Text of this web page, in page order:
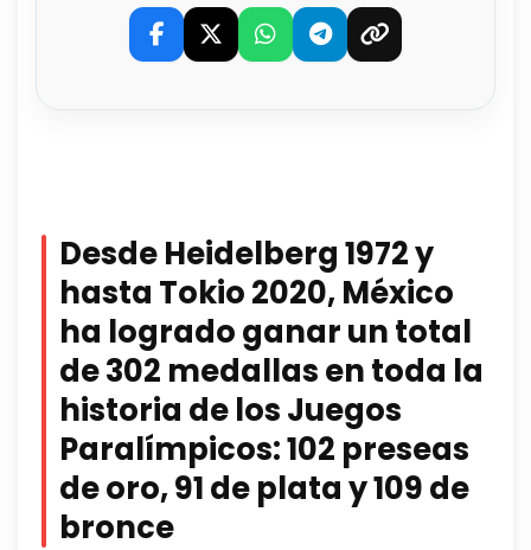
Desde Heidelberg 1972 y
hasta Tokio 2020, México
ha logrado ganar un total
de 302 medallas en toda la
historia de los Juegos
Paralímpicos: 102 preseas
de oro, 91 de plata y 109 de
bronce